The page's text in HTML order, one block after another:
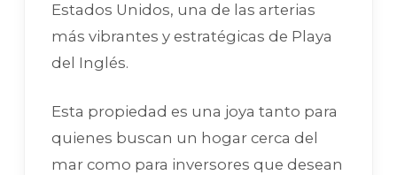
Estados Unidos, una de las arterias
más vibrantes y estratégicas de Playa
del Inglés.
Esta propiedad es una joya tanto para
quienes buscan un hogar cerca del
mar como para inversores que desean